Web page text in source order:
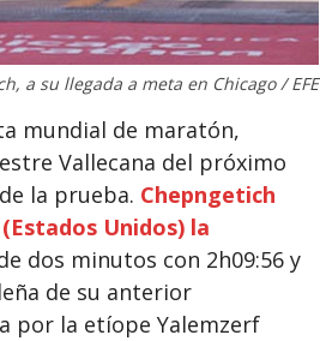
a su llegada a meta en Chicago / EFE
mundial de maratón,
Vallecana del próximo
la prueba. Chepngetich
Unidos) la
dos minutos con 2h09:56 y
de su anterior
por la etíope Yalemzerf